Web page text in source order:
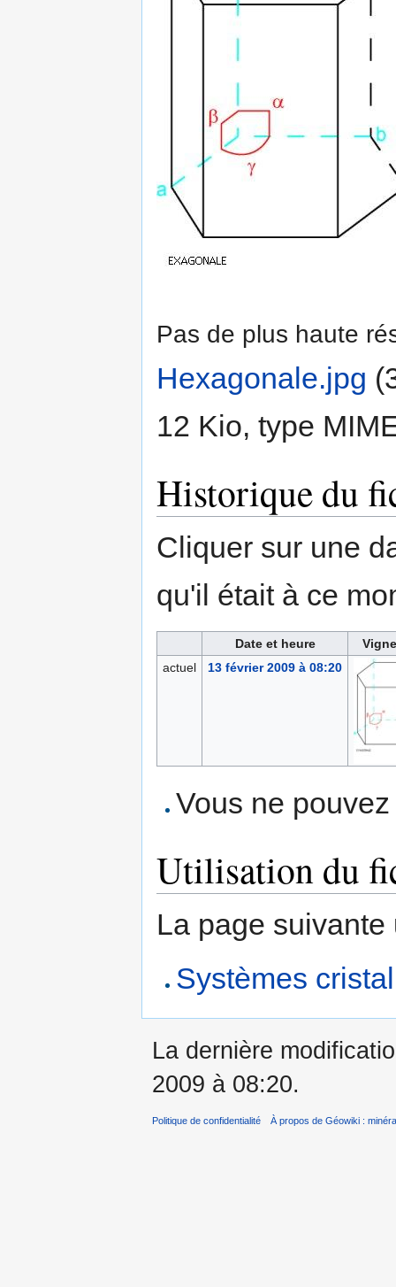
Pas de plus haute
Hexagonale.jpg
12 Kio, type
Historique du
Cliquer sur une
qu'il était à ce
Date et heure
actuel
13 février 2009 à 08:20
Vous ne
Utilisation du
La page
Systèmes
La dernière
2009 à 08:20.
Politique de confidentialité À propos de Géowiki :